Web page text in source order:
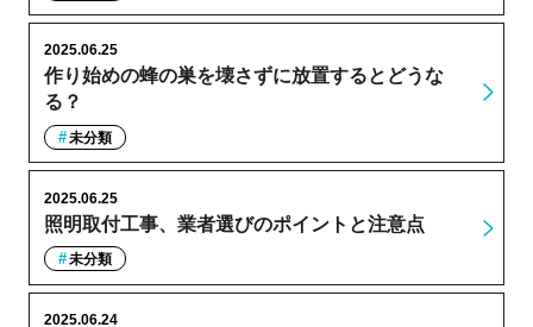
作り始めの蜂の巣を壊さずに放置するとどうな
る？
2025.06.25
未分類
照明取付工事、業者選びのポイントと注意点
2025.06.25
未分類
2025.06.24